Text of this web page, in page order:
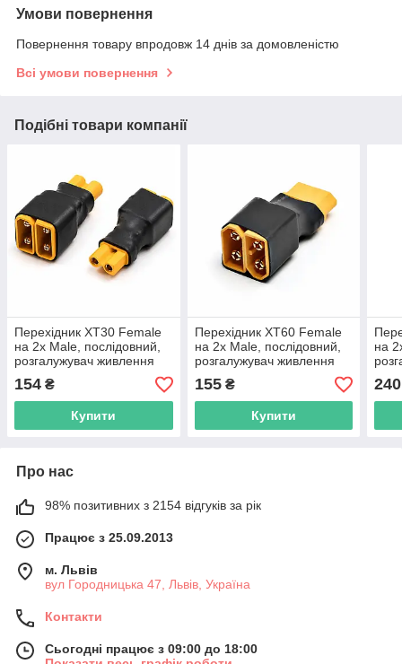
Умови повернення
Повернення товару впродовж 14 днів за домовленістю
Всі умови повернення
Подібні товари компанії
Перехідник XT30 Female
на 2х Male, послідовний,
розгалужувач живлення
FPV, електротранспорту
154 ₴
Купити
Перехідник XT60 Female
на 2х Male, послідовний,
розгалужувач живлення
FPV, електротранспорту
155₴
Купити
на
240
Про нас
98% позитивних з 2154 відгуків за рік
Працює з 25.09.2013
м. Львів
вул Городницька 47, Львів, Україна
Контакти
Сьогодні працює з 09:00 до 18:00